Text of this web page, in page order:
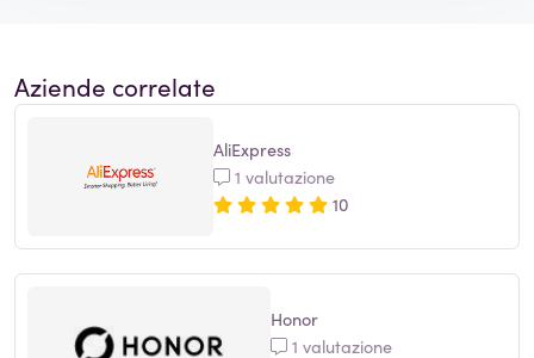
Aziende correlate
AliExpress
1 valutazione
10
Honor
1 valutazione